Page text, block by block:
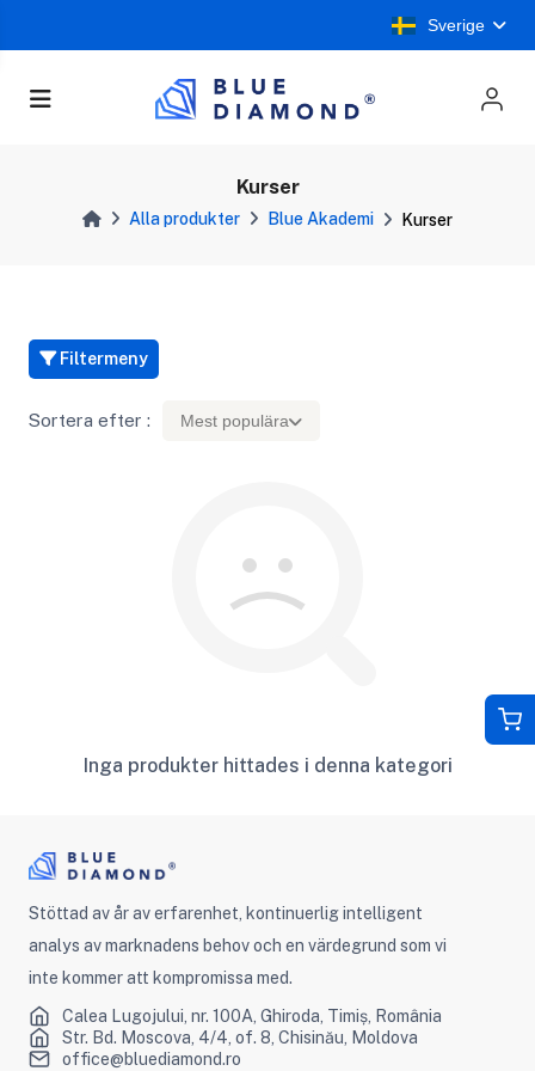
Sverige
Kurser
Alla produkter Blue Akademi Kurser
Filtermeny
Sortera efter : Mest populära
Inga produkter hittades i denna kategori
Stöttad av år av erfarenhet, kontinuerlig intelligent
analys av marknadens behov och en värdegrund som vi
inte kommer att kompromissa med.
Calea Lugojului, nr. 100A, Ghiroda, Timiș, România
Str. Bd. Moscova, 4/4, of. 8, Chisinău, Moldova
office@bluediamond.ro